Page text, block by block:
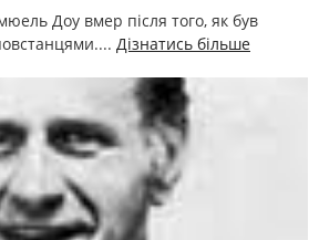
Доу вмер після того, як був
Дізнатись більше